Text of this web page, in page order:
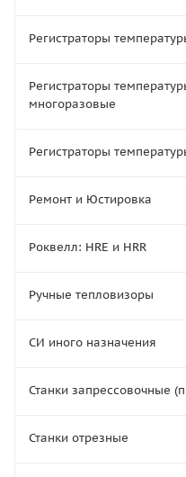
Регистраторы
Регистраторы
многоразовые
Регистраторы
Ремонт и Юстировка
Роквелл: HRE и HRR
Ручные тепловизоры
СИ иного назначения
Станки запрессовочные
Станки отрезные